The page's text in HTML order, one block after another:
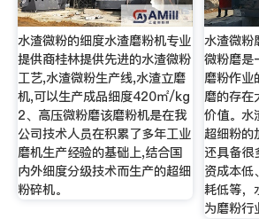
水渣微粉的细度水渣磨粉机专业
提供商桂林提供先进的水渣微粉
工艺,水渣微粉生产线,水渣立磨
机,可以生产成品细度420㎡/kg
2、高压微粉磨该磨粉机是在我
公司技术人员在积累了多年工业
磨机生产经验的基础上,结合国
内外细度分级技术而生产的超细
粉碎机。
水渣微粉
微粉磨是
磨粉作业
磨的存在
价值。水
超细粉的
还具备很
资成本低
耗低等，
为磨粉行